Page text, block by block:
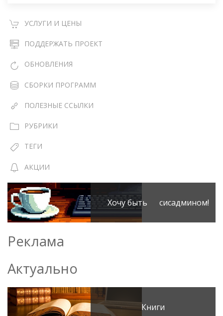
УСЛУГИ И ЦЕНЫ
ПОДДЕРЖАТЬ ПРОЕКТ
ОБНОВЛЕНИЯ
СБОРКИ ПРОГРАММ
ПОЛЕЗНЫЕ ССЫЛКИ
РУБРИКИ
ТЕГИ
АКЦИИ
Хочу быть сисадмином!
Реклама
Актуально
Книги